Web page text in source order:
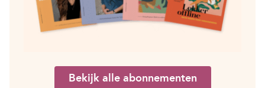
Bekijk alle abonnementen